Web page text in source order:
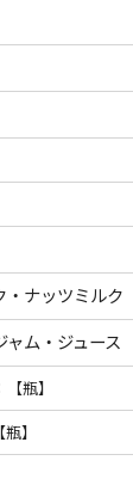
・ナッツミルク
ャム・ジュース
瓶】
】